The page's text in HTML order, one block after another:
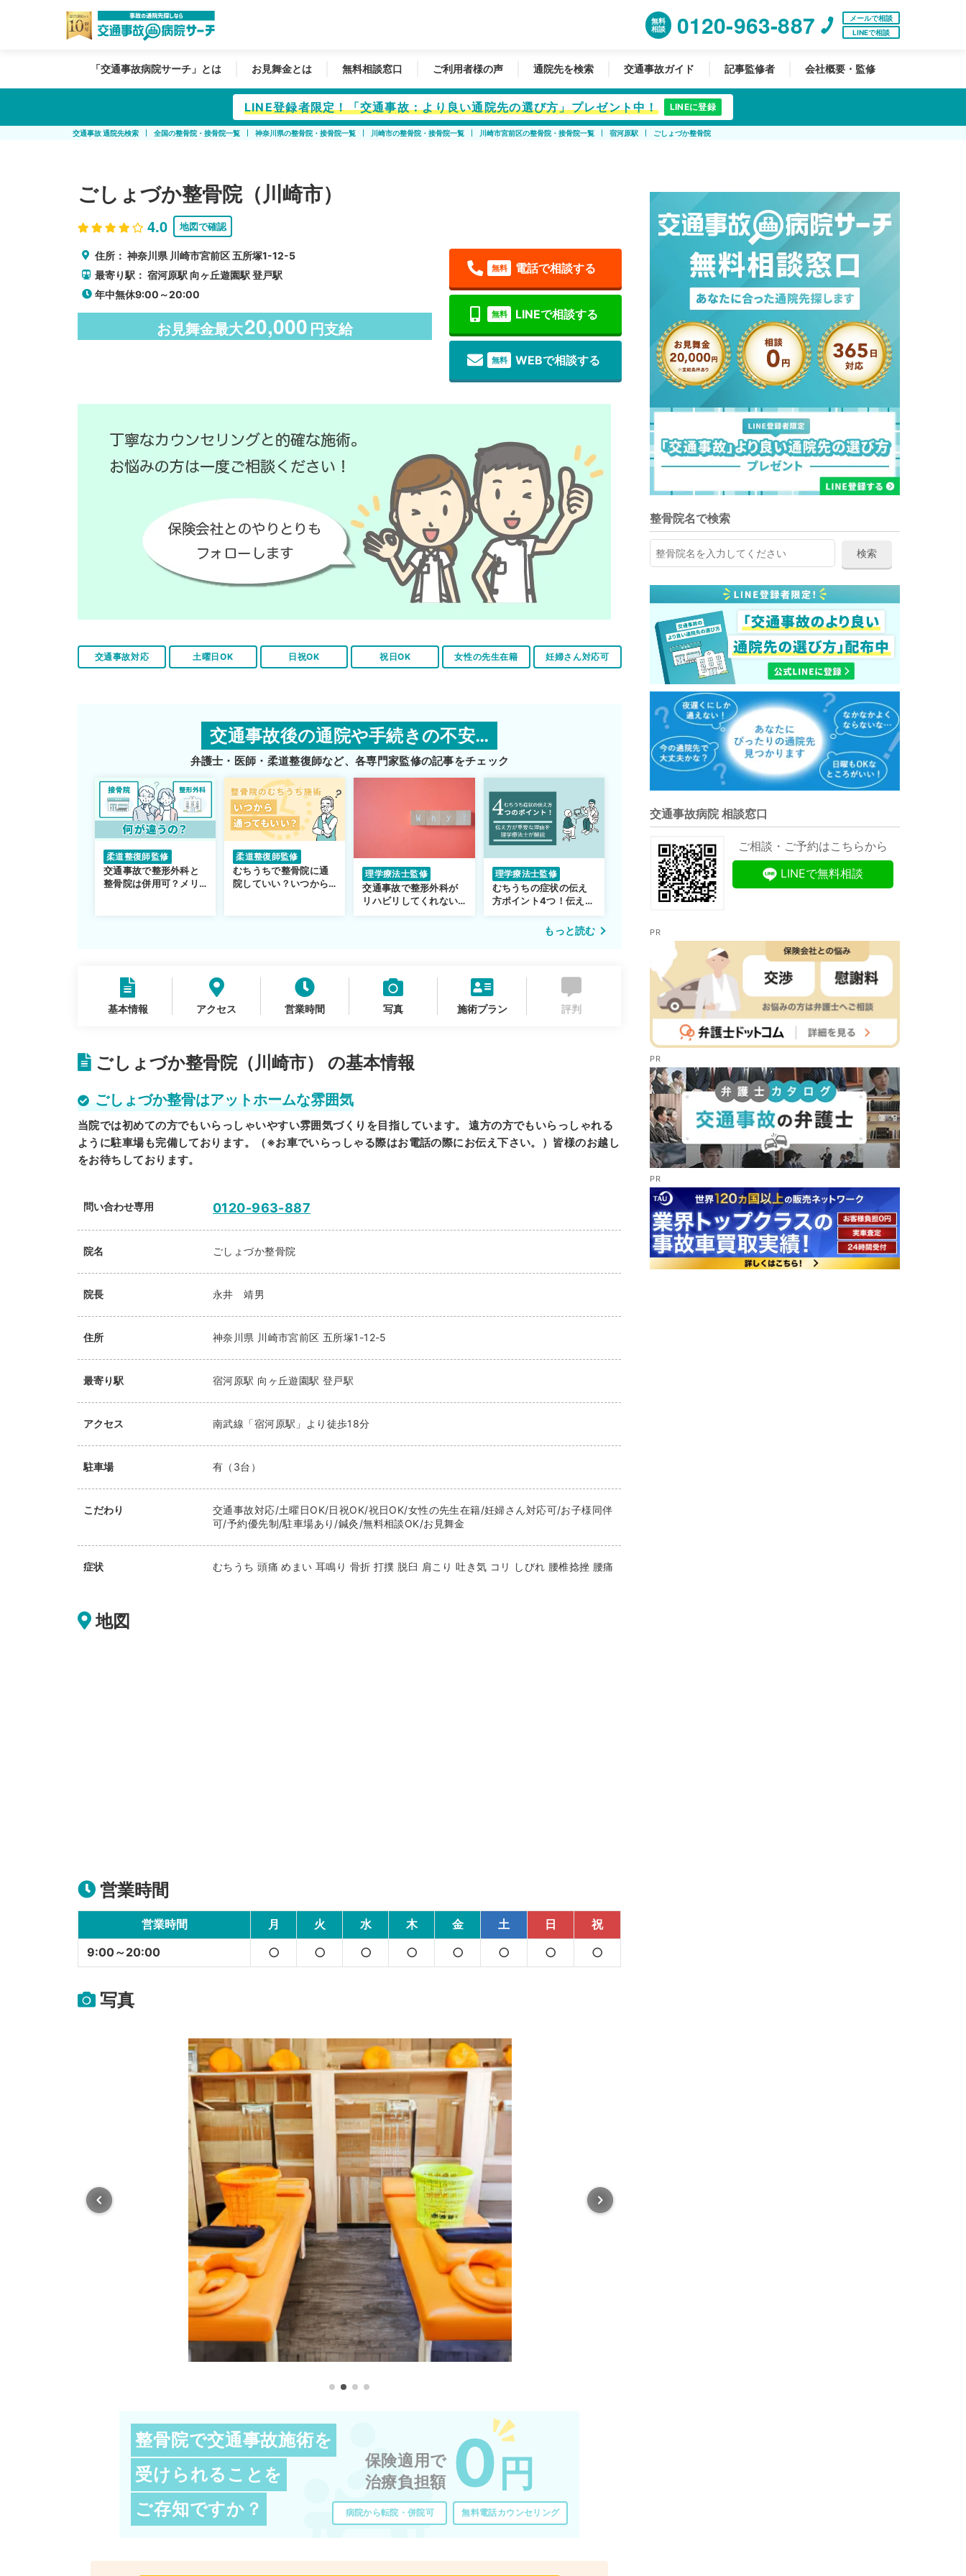
無料
相談
0120-963-887
メールで相談
LINEで相談
「交通事故病院サーチ」とは お見舞金とは 無料相談窓口 ご利用者様の声 通院先を検索 交通事故ガイド 記事監修者 会社概要・監修
LINE登録者限定！「交通事故：より良い通院先の選び方」プレゼント中！ LINEに登録
交通事故 通院先検索 全国の整骨院・接骨院一覧 神奈川県の整骨院・接骨院一覧 川崎市の整骨院・接骨院一覧 川崎市宮前区の整骨院・接骨院一覧 宿河原駅 ごしょづか整骨院
ごしょづか整骨院（川崎市）
4.0 地図で確認
住所： 神奈川県 川崎市宮前区五所塚1-12-5
最寄り駅： 宿河原駅 向ヶ丘遊園駅 登戸駅
年中無休9:00～20:00
お見舞金最大20,000 円支給
無料 電話で相談する
無料 LINEで相談する
無料 WEBで相談する
交通事故対応 土曜日OK 日祝OK 祝日OK 女性の先生在籍 妊婦さん対応可
交通事故後の通院や手続きの不安…
弁護士・医師・柔道整復師など、各専門家監修の記事をチェック
柔道整復師監修
交通事故で整形外科と
整骨院は併用可？メリ
柔道整復師監修
むちうちで整骨院に通
院していい？いつから
理学療法士監修
交通事故で整形外科が
リハビリしてくれない…
転院するべき？
理学療法士監修
むちうちの症状の伝え
方ポイント4つ！伝え方
が重要な理由も解説
もっと読む
基本情報 アクセス 営業時間 写真 施術プラン 評判
ごしょづか整骨院（川崎市） の基本情報
ごしょづか整骨はアットホームな雰囲気
当院では初めての方でもいらっしゃいやすい雰囲気づくりを目指しています。 遠方の方でもいらっしゃれる
ように駐車場も完備しております。（※お車でいらっしゃる際はお電話の際にお伝え下さい。）皆様のお越し
をお待ちしております。
問い合わせ専用 0120-963-887
院名 ごしょづか整骨院
院長 永井 靖男
住所 神奈川県 川崎市宮前区 五所塚1-12-5
最寄り駅 宿河原駅 向ヶ丘遊園駅 登戸駅
アクセス 南武線「宿河原駅」より徒歩18分
駐車場 有（3台）
こだわり
交通事故対応/土曜日OK/日祝OK/祝日OK/女性の先生在籍/妊婦さん対応可/お子様同伴
可/予約優先制/駐車場あり/鍼灸/無料相談OK/お見舞金
症状 むちうち 頭痛 めまい 耳鳴り 骨折 打撲 脱臼 肩こり 吐き気 コリ しびれ 腰椎捻挫 腰痛
地図
営業時間
営業時間 月 火 水 木 金 土 日
祝
9:00～20:00
○ ○ ○ ○ ○ ○ ○ ○
写真
整骨院で交通事故施術を
受けられることを
ご存知ですか？
保険適用で
治療負担額 0 円
病院から転院・併院可 無料電話カウンセリング
整骨院名で検索
交通事故病院 相談窓口
ご相談・ご予約はこちらから
LINEで無料相談